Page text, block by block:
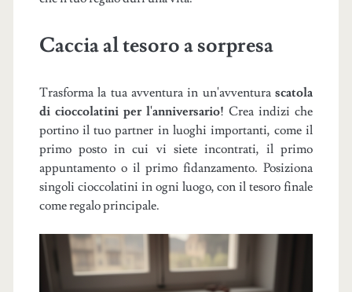
Caccia al tesoro a sorpresa
Trasforma la tua avventura in un'avventurascatola
di cioccolatini per l'anniversario!Crea indizi che
portino il tuo partner in luoghi importanti, come il
primo posto in cui vi siete incontrati, il primo
appuntamento o il primo fidanzamento. Posiziona
singoli cioccolatini in ogni luogo, con il tesoro finale
come regalo principale.